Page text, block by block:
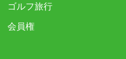
ゴルフ旅行
会員権